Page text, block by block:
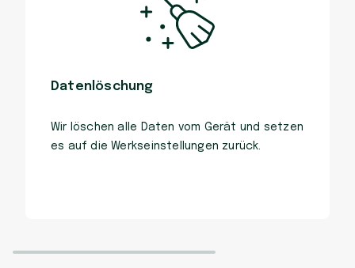
Datenlöschung
Wir löschen alle Daten vom Gerät und setzen
es auf die Werkseinstellungen zurück.